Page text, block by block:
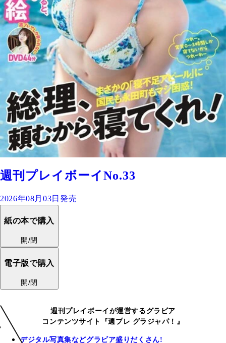
週刊プレイボーイNo.33
2026年08月03日発売
紙の本で購入
開/閉
電子版で購入
開/閉
週刊プレイボーイが運営するグラビア
コンテンツサイト『週プレ グラジャパ！』
デジタル写真集などグラビア盛りだくさん!